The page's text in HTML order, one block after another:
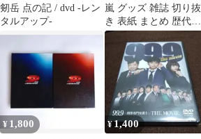
剱岳 点の記 / dvd -レン
タルアップ-
嵐 グッズ 雑誌 切り抜
き 表紙 まとめ 歴代
ARASHI コンサート 記
¥ 1,800 ¥1,400